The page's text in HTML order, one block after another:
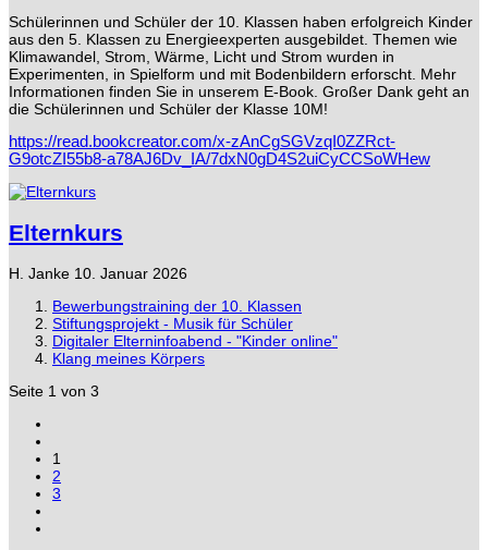
Schülerinnen und Schüler der 10. Klassen haben erfolgreich Kinder
aus den 5. Klassen zu Energieexperten ausgebildet. Themen wie
Klimawandel, Strom, Wärme, Licht und Strom wurden in
Experimenten, in Spielform und mit Bodenbildern erforscht. Mehr
Informationen finden Sie in unserem E-Book. Großer Dank geht an
die Schülerinnen und Schüler der Klasse 10M!
https://read.bookcreator.com/x-zAnCgSGVzqI0ZZRct-
G9otcZI55b8-a78AJ6Dv_IA/7dxN0gD4S2uiCyCCSoWHew
Elternkurs
H. Janke 10. Januar 2026
Bewerbungstraining der 10. Klassen
Stiftungsprojekt - Musik für Schüler
Digitaler Elterninfoabend - "Kinder online"
Klang meines Körpers
Seite 1 von 3
1
2
3